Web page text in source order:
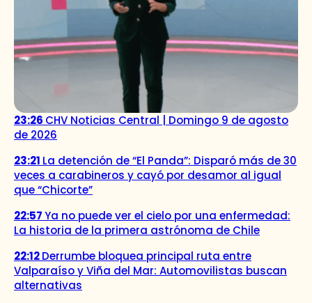
23:26 CHV Noticias Central | Domingo 9 de agosto
de 2026
23:21 La detención de “El Panda”: Disparó más de 30
veces a carabineros y cayó por desamor al igual
que “Chicorte”
22:57Ya no puede ver el cielo por una enfermedad:
La historia de la primera astrónoma de Chile
22:12Derrumbe bloquea principal ruta entre
Valparaíso y Viña del Mar: Automovilistas buscan
alternativas